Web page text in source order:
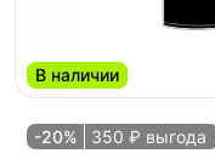
В наличии
-20% 350 ₽ выгода